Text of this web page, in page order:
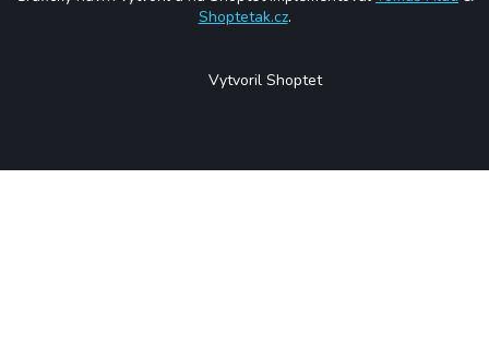
Shoptetak.cz.
Vytvoril Shoptet